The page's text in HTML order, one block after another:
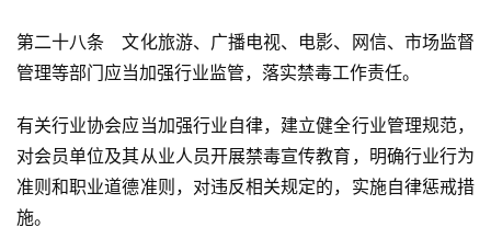
第二十八条　文化旅游、广播电视、电影、网信、市场监督
管理等部门应当加强行业监管，落实禁毒工作责任。
有关行业协会应当加强行业自律，建立健全行业管理规范，
对会员单位及其从业人员开展禁毒宣传教育，明确行业行为
准则和职业道德准则，对违反相关规定的，实施自律惩戒措
施。